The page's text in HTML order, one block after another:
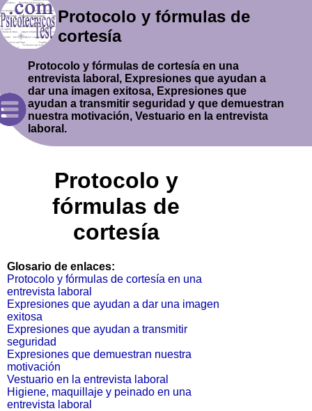
Protocolo y fórmulas de
cortesía
Protocolo y fórmulas de cortesía en una
entrevista laboral, Expresiones que ayudan a
dar una imagen exitosa, Expresiones que
ayudan a transmitir seguridad y que demuestran
nuestra motivación, Vestuario en la entrevista
laboral.
Protocolo y
fórmulas de
cortesía
Glosario de enlaces:
Protocolo y fórmulas de cortesía en una
entrevista laboral
Expresiones que ayudan a dar una imagen
exitosa
Expresiones que ayudan a transmitir
seguridad
Expresiones que demuestran nuestra
motivación
Vestuario en la entrevista laboral
Higiene, maquillaje y peinado en una
entrevista laboral